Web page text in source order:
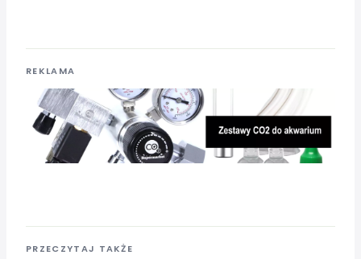
REKLAMA
PRZECZYTAJ TAKŻE